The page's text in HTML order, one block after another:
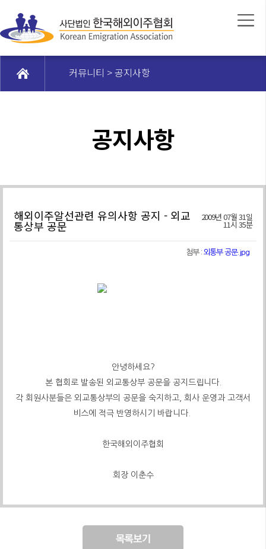
커뮤니티 > 공지사항
공지사항
해외이주알선관련 유의사항 공지 - 외교
통상부 공문
2009년 07월 31일
11시 35분
첨부 : 외통부 공문.jpg
안녕하세요?
본 협회로 발송된 외교통상부 공문을 공지드립니다.
각 회원사분들은 외교통상부의 공문을 숙지하고, 회사 운영과 고객서
비스에 적극 반영하시기 바랍니다.
한국해외이주협회
회장 이춘수